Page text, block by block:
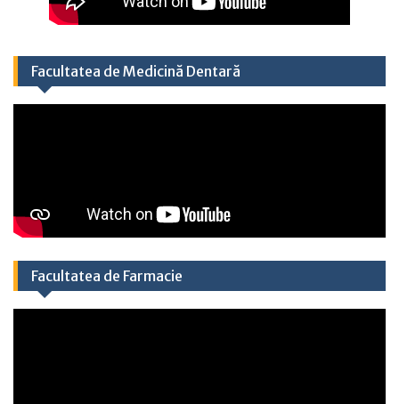
Facultatea de Medicină Dentară
Facultatea de Farmacie